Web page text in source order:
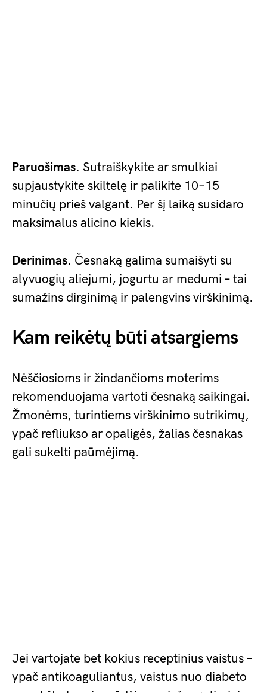
Paruošimas. Sutraiškykite ar smulkiai
supjaustykite skiltelę ir palikite 10–15
minučių prieš valgant. Per šį laiką susidaro
maksimalus alicino kiekis.
Derinimas. Česnaką galima sumaišyti su
alyvuogių aliejumi, jogurtu ar medumi – tai
sumažins dirginimą ir palengvins virškinimą.
Kam reikėtų būti atsargiems
Nėščiosioms ir žindančioms moterims
rekomenduojama vartoti česnaką saikingai.
Žmonėms, turintiems virškinimo sutrikimų,
ypač refliukso ar opaligės, žalias česnakas
gali sukelti paūmėjimą.
Jei vartojate bet kokius receptinius vaistus –
ypač antikoaguliantus, vaistus nuo diabeto